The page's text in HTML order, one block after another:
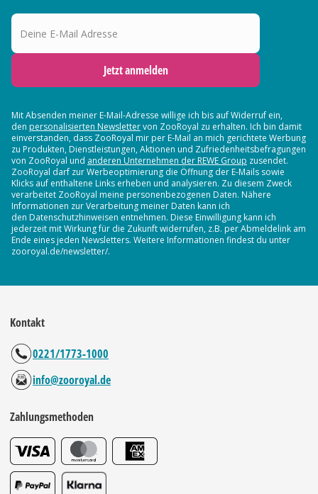
Deine E-Mail Adresse
Jetzt anmelden
Mit Absenden meiner E-Mail-Adresse willige ich bis auf Widerruf ein,
den personalisierten Newslettervon ZooRoyal zu erhalten. Ich bin damit
einverstanden, dass ZooRoyal mir per E-Mail an mich gerichtete Werbung
zu Produkten, Dienstleistungen, Aktionen und Zufriedenheitsbefragungen
von ZooRoyal und anderen Unternehmen der REWE Group zusendet.
ZooRoyal darf zur Werbeoptimierung die Öffnung der E-Mails sowie
Klicks auf enthaltene Links erheben und analysieren. Zu diesem Zweck
verarbeitet ZooRoyal meine personenbezogenen Daten. Nähere
Informationen zur Verarbeitung meiner Daten kann ich
den Datenschutzhinweisen entnehmen. Diese Einwilligung kann ich
jederzeit mit Wirkung für die Zukunft widerrufen, z.B. per Abmeldelink am
Ende eines jeden Newsletters. Weitere Informationen findest du unter
zooroyal.de/newsletter/.
Kontakt
0221/1773-1000
info@zooroyal.de
Zahlungsmethoden